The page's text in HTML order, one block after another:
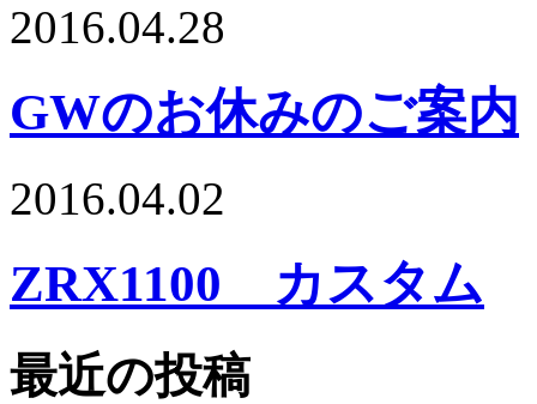
2016.04.28
GWのお休みのご案内
2016.04.02
ZRX1100 カスタム
最近の投稿